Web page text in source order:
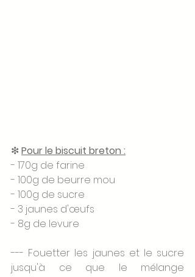
❇ Pour le biscuit breton :
- 170g de farine
- 100g de beurre mou
- 100g de sucre
- 3 jaunes d'œufs
- 8g de levure
--- Fouetter les jaunes et le sucre
jusqu'à ce que le mélange